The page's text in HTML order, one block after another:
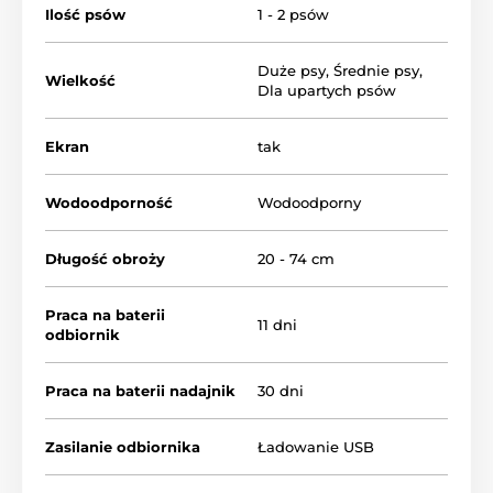
szkolenia do 2 psów jednocześnie. Pilot i odbiornik są
ładowane przez USB-C, który obsługuje szybkie
ładowanie. Patpet 326 jest odpowiedni dla wszystkich
ras i wszystkich rozmiarów psów od 6 miesięcy od
Ilość psów 1 - 2 psów
Wielkość
Duże psy, Średnie psy,
Dla upartych psów
Ekran tak
Wodoodporność Wodoodporny
Długość obroży 20 - 74 cm
Praca na baterii
odbiornik
11 dni
Praca na baterii nadajnik 30 dni
Zasilanie odbiornika Ładowanie USB